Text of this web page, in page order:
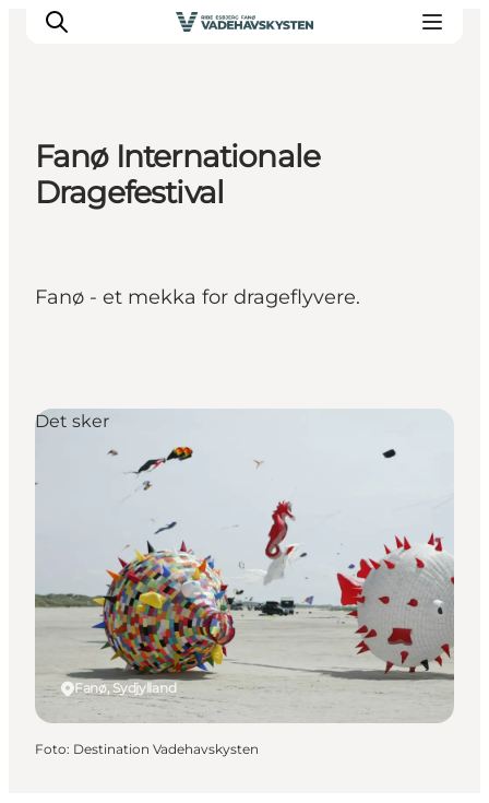
Oplev Ribe
Oplev Esbjerg
Oplev Vadehavet
Fanø Internationale
Dragefestival
Fanø - et mekka for drageflyvere.
Fanø, Sydjylland
Det sker
Foto: Destination Vadehavskysten